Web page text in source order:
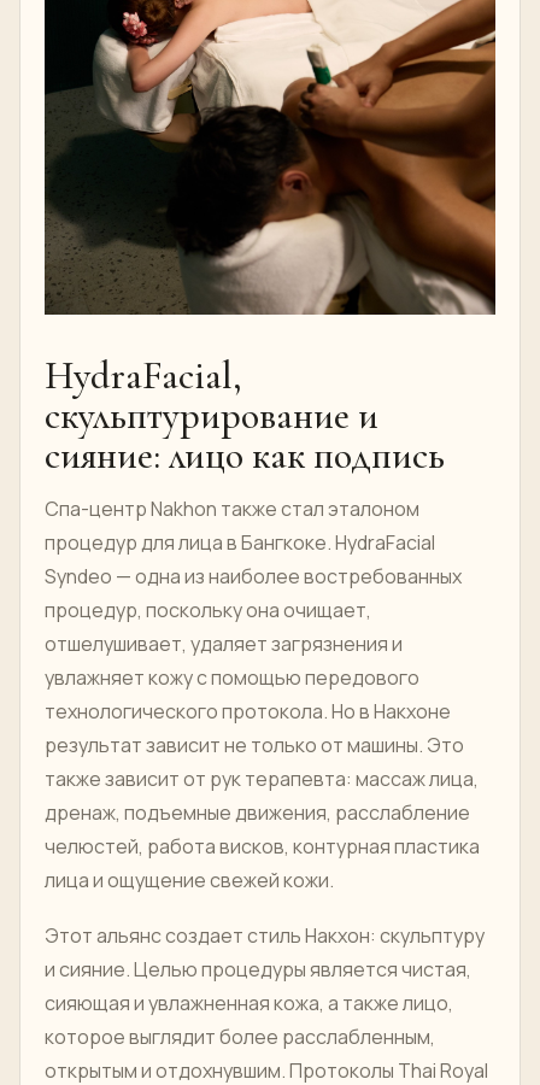
HydraFacial,
скульптурирование и
сияние: лицо как подпись
Спа-центр Nakhon также стал эталоном
процедур для лица в Бангкоке. HydraFacial
Syndeo — одна из наиболее востребованных
процедур, поскольку она очищает,
отшелушивает, удаляет загрязнения и
увлажняет кожу с помощью передового
технологического протокола. Но в Накхоне
результат зависит не только от машины. Это
также зависит от рук терапевта: массаж лица,
дренаж, подъемные движения, расслабление
челюстей, работа висков, контурная пластика
лица и ощущение свежей кожи.
Этот альянс создает стиль Накхон: скульптуру
и сияние. Целью процедуры является чистая,
сияющая и увлажненная кожа, а также лицо,
которое выглядит более расслабленным,
открытым и отдохнувшим. Протоколы Thai Royal